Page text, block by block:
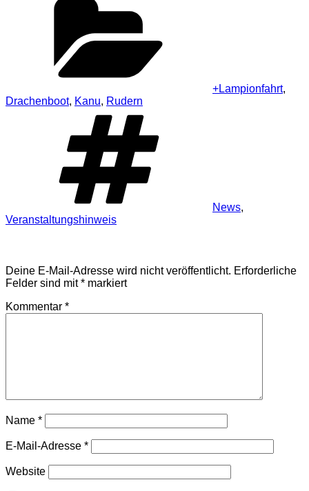
+Lampionfahrt,
Drachenboot, Kanu, Rudern
News,
Veranstaltungshinweis
Deine E-Mail-Adresse wird nicht veröffentlicht. Erforderliche
Felder sind mit* markiert
Kommentar *
Name *
E-Mail-Adresse *
Website